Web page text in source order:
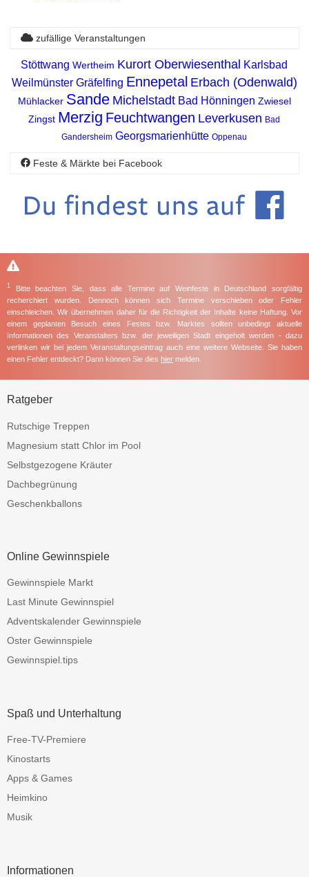
zufällige Veranstaltungen
Stöttwang Wertheim Kurort Oberwiesenthal Karlsbad
Weilmünster Gräfelfing Ennepetal Erbach (Odenwald)
Mühlacker Sande Michelstadt Bad Hönningen Zwiesel
Zingst Merzig Feuchtwangen Leverkusen Bad
Gandersheim Georgsmarienhütte Oppenau
Feste & Märkte bei Facebook
1 Bitte beachten Sie, dass alle Termine auf Weinfeste in Deutschland sorgfältig
recherchiert wurden. Dennoch können sich Termine verschieben oder Fehler
einschleichen. Wir übernehmen daher für die Richtigkeit der Inhalte keine Haftung. Vor
einem geplanten Besuch eines Festes bzw. Marktes sollten unbedingt aktuelle
Informationen des Veranstalters bzw. der jeweiligen Stadt eingeholt werden - dazu
verlinken wir bei jedem Veranstaltungseintrag auch eine weitere Webseite. Sie haben
einen Fehler entdeckt? Dann können Sie dies hier melden.
Ratgeber
Rutschige Treppen
Magnesium statt Chlor im Pool
Selbstgezogene Kräuter
Dachbegrünung
Geschenkballons
Online Gewinnspiele
Gewinnspiele Markt
Last Minute Gewinnspiel
Adventskalender Gewinnspiele
Oster Gewinnspiele
Gewinnspiel.tips
Spaß und Unterhaltung
Free-TV-Premiere
Kinostarts
Apps & Games
Heimkino
Musik
Informationen